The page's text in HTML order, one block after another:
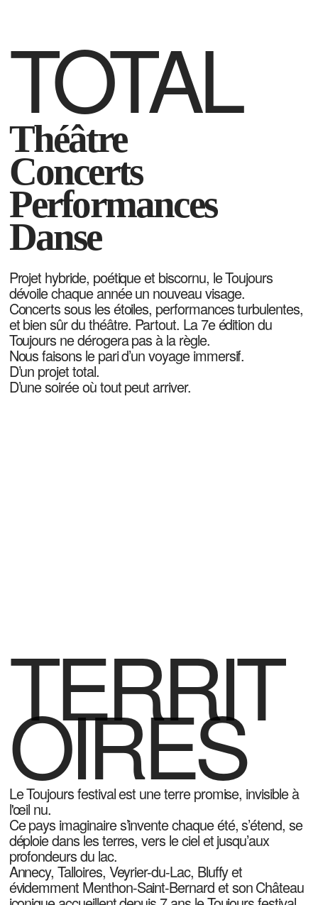
TOTAL
Théâtre
Concerts
Performances
Danse
Projet hybride, poétique et biscornu, le Toujours
dévoile chaque année un nouveau visage.
Concerts sous les étoiles, performances turbulentes,
et bien sûr du théâtre. Partout. La 7e édition du
Toujours ne dérogera pas à la règle.
Nous faisons le pari d’un voyage immersif.
D’un projet total.
D’une soirée où tout peut arriver.
TERRIT
OIRES
Le Toujours festival est une terre promise, invisible à
l'œil nu.
Ce pays imaginaire s’invente chaque été, s’étend, se
déploie dans les terres, vers le ciel et jusqu’aux
profondeurs du lac.
Annecy, Talloires, Veyrier-du-Lac, Bluffy et
évidemment Menthon-Saint-Bernard et son Château